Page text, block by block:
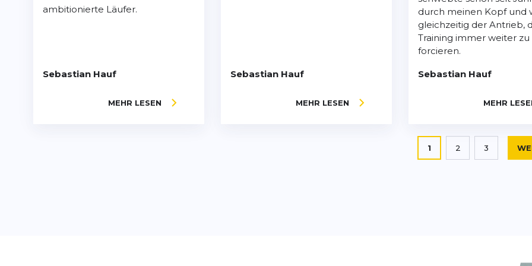
ambitionierte Läufer.
Sebastian Hauf
MEHR LESEN
Sebastian Hauf
MEHR LESEN
durch meinen Kopf und
gleichzeitig der Antrieb,
Training immer weiter zu
forcieren.
Sebastian Hauf
MEHR
Sie lesen gerade die
1
Seite
2
Seite
3